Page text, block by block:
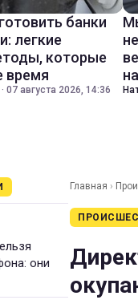
банки
легкие
которые
время
· 07 августа 2026, 14:36
они
Главная ›